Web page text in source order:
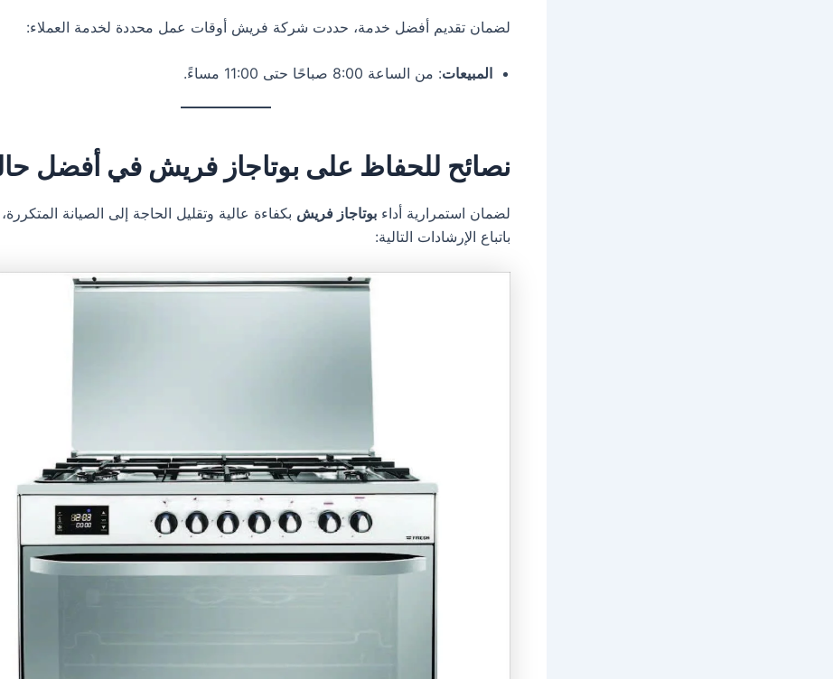
لضمان تقديم أفضل خدمة، حددت شركة فريش أوقات عمل محددة لخدمة العملاء:
المبيعات: من الساعة 8:00 صباحًا حتى 11:00 مساءً.
نصائح للحفاظ على بوتاجاز فريش في أفضل
لضمان استمرارية أداء بوتاجاز فريش بكفاءة عالية وتقليل الحاجة إلى الصيانة
باتباع الإرشادات التالية: